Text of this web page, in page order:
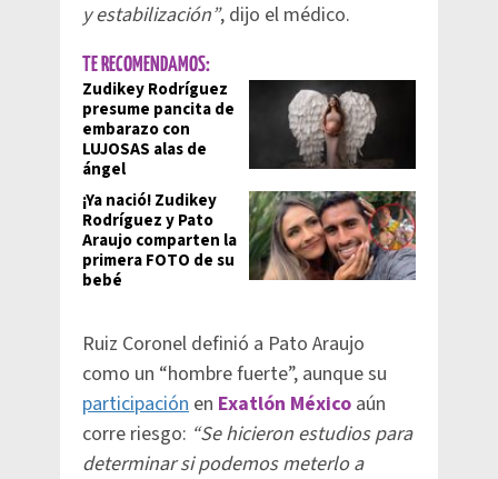
y estabilización”, dijo el médico.
TE RECOMENDAMOS:
Zudikey Rodríguez
presume pancita de
embarazo con
LUJOSAS alas de
ángel
¡Ya nació! Zudikey
Rodríguez y Pato
Araujo comparten la
primera FOTO de su
bebé
Ruiz Coronel definió a Pato Araujo
como un “hombre fuerte”, aunque su
participación en Exatlón México aún
corre riesgo: “Se hicieron estudios para
determinar si podemos meterlo a